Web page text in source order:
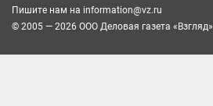
Пишите нам на information@vz.ru
© 2005 — 2026 ООО Деловая газета «Взгляд»